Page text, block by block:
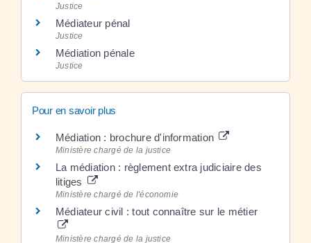
Justice
Médiateur pénal
Justice
Médiation pénale
Justice
Pour en savoir plus
Médiation : brochure d'information
Ministère chargé de la justice
La médiation : règlement extra judiciaire des
litiges
Ministère chargé de l'économie
Médiateur civil : tout connaître sur le métier
Ministère chargé de la justice